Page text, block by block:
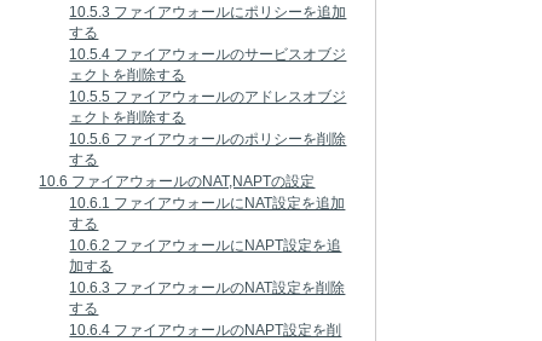
10.5.3 ファイアウォールにポリシーを追加
する
10.5.4 ファイアウォールのサービスオブジ
ェクトを削除する
10.5.5 ファイアウォールのアドレスオブジ
ェクトを削除する
10.5.6 ファイアウォールのポリシーを削除
する
10.6 ファイアウォールのNAT,NAPTの設定
10.6.1 ファイアウォールにNAT設定を追加
する
10.6.2 ファイアウォールにNAPT設定を追
加する
10.6.3 ファイアウォールのNAT設定を削除
する
10.6.4 ファイアウォールのNAPT設定を削